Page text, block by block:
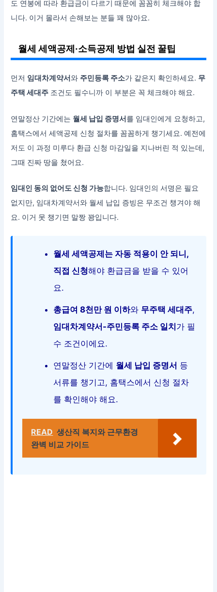
도 연봉에 따라 환급금이 다르기 때문에 꼼꼼히 체크해야 합
니다. 이거 몰라서 손해보는 분들 꽤 많아요.
월세 세액공제·소득공제 방법 실전 꿀팁
먼저 임대차계약서와 주민등록 주소가 같은지 확인하세요. 무
주택 세대주 조건도 필수니까 이 부분은 꼭 체크해야 해요.
연말정산 기간에는 월세 납입 증명서를 임대인에게 요청하고,
홈택스에서 세액공제 신청 절차를 꼼꼼하게 챙기세요. 예전에
저도 이 과정 미루다 환급 신청 마감일을 지나버린 적 있는데,
그때 진짜 땅을 쳤어요.
임대인 동의 없어도 신청 가능합니다. 임대인의 서명은 필요
없지만, 임대차계약서와 월세 납입 증빙은 무조건 챙겨야 해
요. 이거 못 챙기면 말짱 꽝입니다.
월세 세액공제는 자동 적용이 안 되니,
직접 신청해야 환급금을 받을 수 있어
요.
총급여 8천만 원 이하와 무주택 세대주,
임대차계약서-주민등록 주소 일치 가 필
수 조건이에요.
연말정산 기간에 월세 납입 증명서 등
서류를 챙기고, 홈택스에서 신청 절차
를 확인해야 해요.
READ 생산직 복지와 근무환경
완벽 비교 가이드